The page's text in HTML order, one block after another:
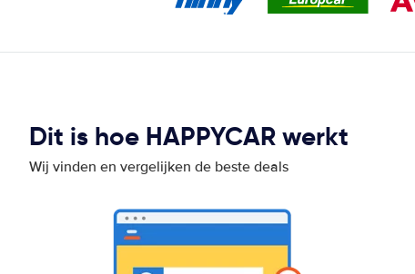
Dit is hoe HAPPYCAR werkt
Wij vinden en vergelijken de beste deals